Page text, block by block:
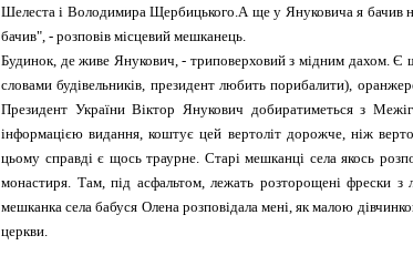
Шелеста і Володимира Щербицького.А ще у Януковича я бачив
бачив", - розповів місцевий мешканець.
Будинок, де живе Янукович, - триповерховий з мідним дахом. Є
словами будівельників, президент любить порибалити),
Президент України Віктор Янукович добиратиметься з
інформацією видання, коштує цей вертоліт дорожче, ніж
цьому справді є щось траурне. Старі мешканці села якось
монастиря. Там, під асфальтом, лежать розторощені фрески з
мешканка села бабуся Олена розповідала мені, як малою
церкви.